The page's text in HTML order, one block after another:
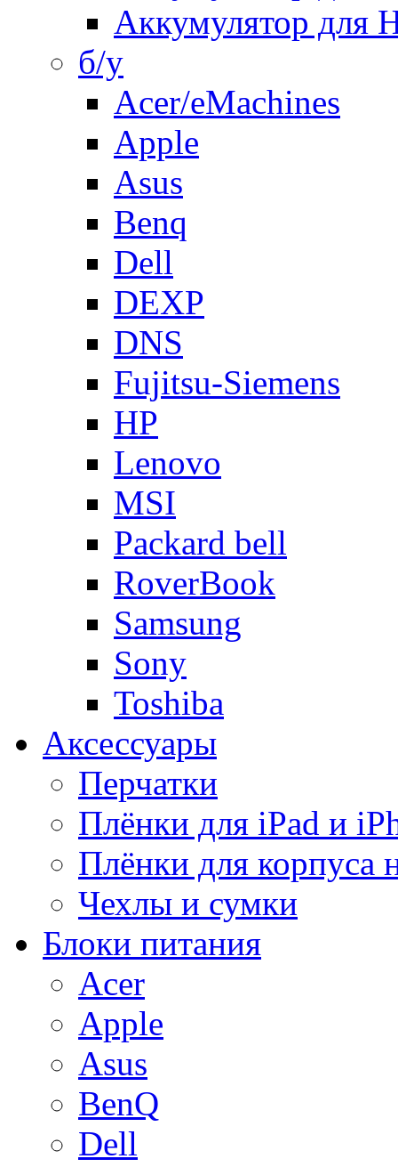
Аккумулятор для
б/у
Acer/eMachines
Apple
Asus
Benq
Dell
DEXP
DNS
Fujitsu-Siemens
HP
Lenovo
MSI
Packard bell
RoverBook
Samsung
Sony
Toshiba
Аксессуары
Перчатки
Плёнки для iPad и
Плёнки для корпуса
Чехлы и сумки
Блоки питания
Acer
Apple
Asus
BenQ
Dell